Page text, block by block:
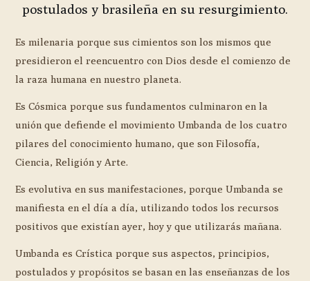
postulados y brasileña en su resurgimiento.
Es milenaria porque sus cimientos son los mismos que
presidieron el reencuentro con Dios desde el comienzo de
la raza humana en nuestro planeta.
Es Cósmica porque sus fundamentos culminaron en la
unión que defiende el movimiento Umbanda de los cuatro
pilares del conocimiento humano, que son Filosofía,
Ciencia, Religión y Arte.
Es evolutiva en sus manifestaciones, porque Umbanda se
manifiesta en el día a día, utilizando todos los recursos
positivos que existían ayer, hoy y que utilizarás mañana.
Umbanda es Crística porque sus aspectos, principios,
postulados y propósitos se basan en las enseñanzas de los